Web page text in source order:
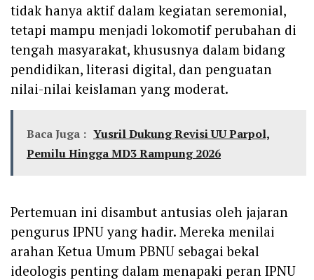
tidak hanya aktif dalam kegiatan seremonial,
tetapi mampu menjadi lokomotif perubahan di
tengah masyarakat, khususnya dalam bidang
pendidikan, literasi digital, dan penguatan
nilai-nilai keislaman yang moderat.
Baca Juga : Yusril Dukung Revisi UU Parpol,
Pemilu Hingga MD3 Rampung 2026
Pertemuan ini disambut antusias oleh jajaran
pengurus IPNU yang hadir. Mereka menilai
arahan Ketua Umum PBNU sebagai bekal
ideologis penting dalam menapaki peran IPNU